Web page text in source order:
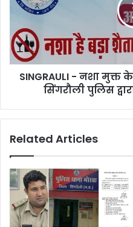
SINGRAULI - नशा मुक्त
सिंगरौली पुलिस
Related Articles